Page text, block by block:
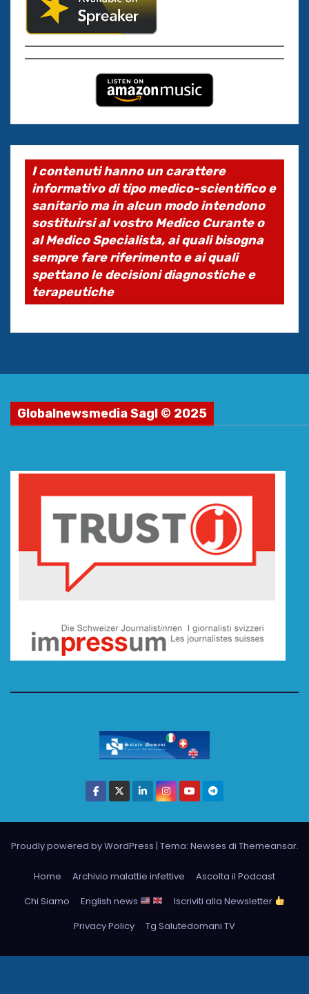
I contenuti hanno un carattere
informativo di tipo medico-scientifico e
sanitario ma in alcun modo intendono
sostituirsi al vostro Medico Curante o
al Medico Specialista, ai quali bisogna
sempre fare riferimento e ai quali
spettano le decisioni diagnostiche e
terapeutiche
Globalnewsmedia Sagl © 2025
Proudly powered by WordPress | Tema: Newses di Themeansar.
Home Archivio malattie infettive
Ascolta il Podcast
Chi Siamo
English news
Iscriviti alla Newsletter
Privacy Policy
Tg Salutedomani TV